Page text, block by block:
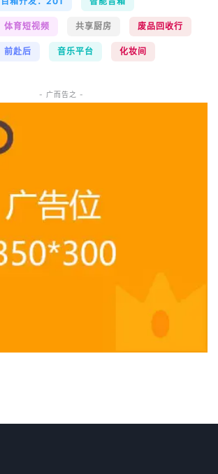
体育短视频 共享厨房 废品回收行
前赴后 音乐平台 化妆间
- 广而告之 -